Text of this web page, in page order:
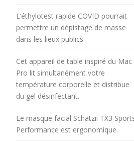
L’éthylotest rapide COVID pourrait
permettre un dépistage de masse
dans les lieux publics
Cet appareil de table inspiré du Mac
Pro lit simultanément votre
température corporelle et distribue
du gel désinfectant.
Le masque facial Schatzii TX3
Performance est ergonomique.